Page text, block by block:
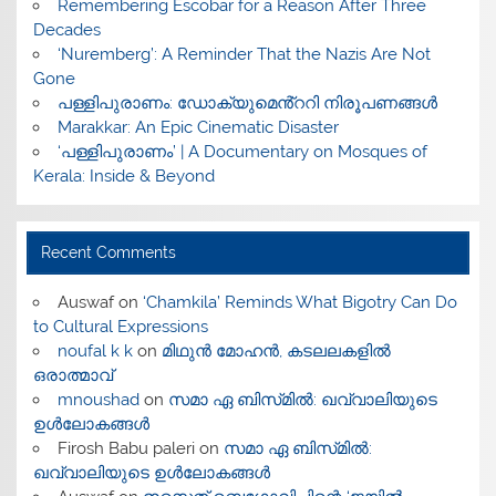
​Remembering Escobar for a Reason After Three
Decades
‘Nuremberg’: A Reminder That the Nazis Are Not
Gone
പള്ളിപുരാണം: ഡോക്യുമെൻ്ററി നിരൂപണങ്ങൾ
Marakkar: An Epic Cinematic Disaster
‘പള്ളിപുരാണം’ | A Documentary on Mosques of
Kerala: Inside & Beyond
Recent Comments
Auswafon ‘Chamkila’ Reminds What Bigotry Can Do
to Cultural Expressions
noufal k kon മിഥുൻ മോഹൻ, കടലലകളിൽ
ഒരാത്മാവ്
mnoushadon സമാ ഏ ബിസ്‌മിൽ: ഖവ്വാലിയുടെ
ഉൾലോകങ്ങൾ
Firosh Babu palerion സമാ ഏ ബിസ്‌മിൽ:
ഖവ്വാലിയുടെ ഉൾലോകങ്ങൾ